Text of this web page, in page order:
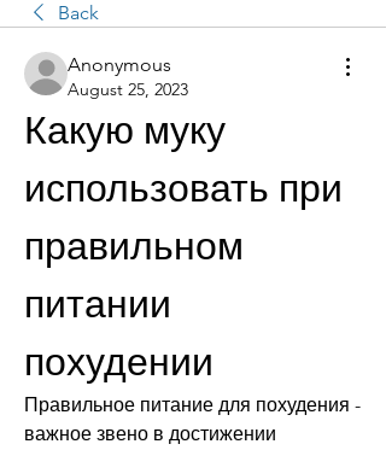
Back
Anonymous
August 25, 2023
Какую муку
использовать при
правильном
питании
похудении
Правильное питание для похудения -
важное звено в достижении